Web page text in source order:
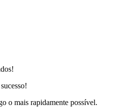
o mais rapidamente possível.